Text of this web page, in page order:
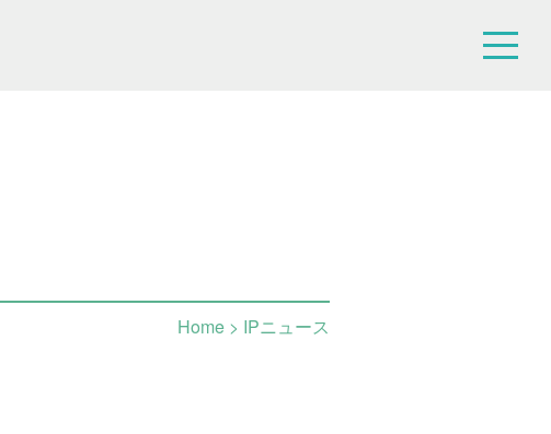
Home > IPニュース